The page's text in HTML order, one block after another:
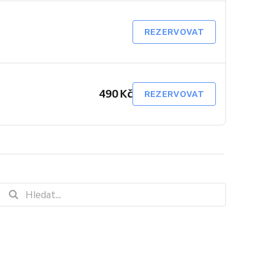
REZERVOVAT
490 Kč REZERVOVAT